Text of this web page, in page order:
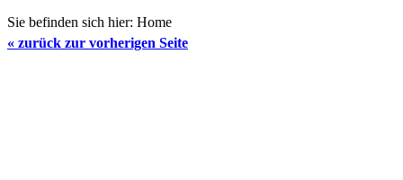
Sie befinden sich hier: Home
« zurück zur vorherigen Seite